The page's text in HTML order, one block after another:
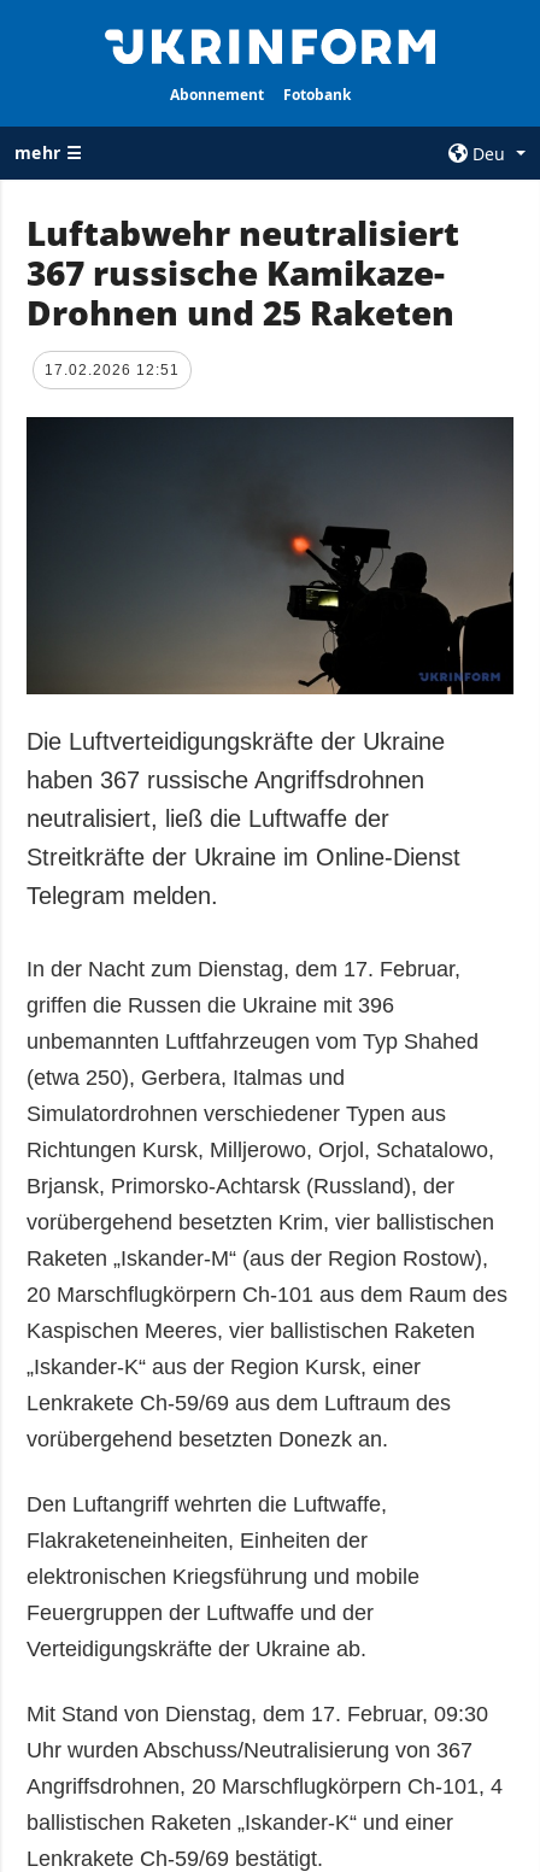
Abonnement Fotobank
mehr ☰
Deu
ALLE
RUBRIKEN
Krieg
Wiederaufbau
Notstand und
AGENTUR
Über uns
Politik zur
Daten
ZUSÄTZLICH
Veröffentlichungen
Interview
Fotos
LEISTUNGEN
Abonnement
Fotobank
Luftabwehr neutralisiert
367 russische Kamikaze-
Drohnen und 25 Raketen
17.02.2026 12:51
Die Luftverteidigungskräfte der Ukraine
haben 367 russische Angriffsdrohnen
neutralisiert, ließ die Luftwaffe der
Streitkräfte der Ukraine im Online-Dienst
Telegram melden.
In der Nacht zum Dienstag, dem 17. Februar,
griffen die Russen die Ukraine mit 396
unbemannten Luftfahrzeugen vom Typ Shahed
(etwa 250), Gerbera, Italmas und
Simulatordrohnen verschiedener Typen aus
Richtungen Kursk, Milljerowo, Orjol, Schatalowo,
Brjansk, Primorsko-Achtarsk (Russland), der
vorübergehend besetzten Krim, vier ballistischen
Raketen „Iskander-M“ (aus der Region Rostow),
20 Marschflugkörpern Ch-101 aus dem Raum des
Kaspischen Meeres, vier ballistischen Raketen
„Iskander-K“ aus der Region Kursk, einer
Lenkrakete Ch-59/69 aus dem Luftraum des
vorübergehend besetzten Donezk an.
Den Luftangriff wehrten die Luftwaffe,
Flakraketeneinheiten, Einheiten der
elektronischen Kriegsführung und mobile
Feuergruppen der Luftwaffe und der
Verteidigungskräfte der Ukraine ab.
Mit Stand von Dienstag, dem 17. Februar, 09:30
Uhr wurden Abschuss/Neutralisierung von 367
Angriffsdrohnen, 20 Marschflugkörpern Ch-101, 4
ballistischen Raketen „Iskander-K“ und einer
Lenkrakete Ch-59/69 bestätigt.